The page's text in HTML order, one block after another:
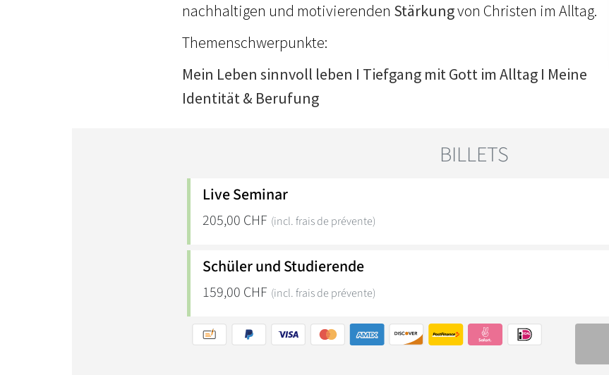
nachhaltigen und motivierenden Stärkungvon Christen im Alltag.
Themenschwerpunkte:
Mein Leben sinnvoll leben I Tiefgang mit Gott im Alltag I Meine
Identität & Berufung